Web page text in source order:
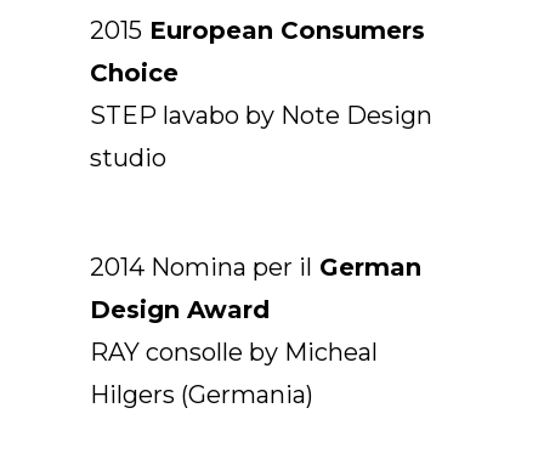
2015 European Consumers
Choice
STEP lavabo by Note Design
studio
2014 Nomina per il German
Design Award
RAY consolle by Micheal
Hilgers (Germania)